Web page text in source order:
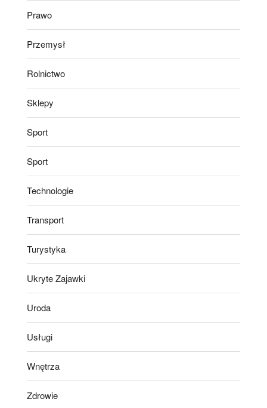
Prawo
Przemysł
Rolnictwo
Sklepy
Sport
Sport
Technologie
Transport
Turystyka
Ukryte Zajawki
Uroda
Usługi
Wnętrza
Zdrowie